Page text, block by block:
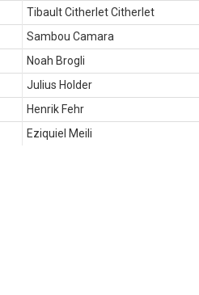
Tibault Citherlet Citherlet
Sambou Camara
Noah Brogli
Julius Holder
Henrik Fehr
Eziquiel Meili